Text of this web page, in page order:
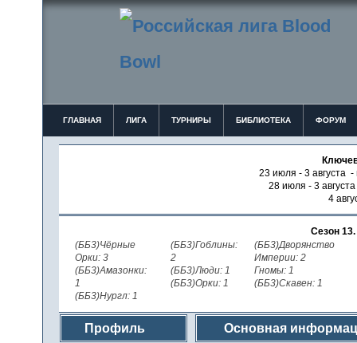
ГЛАВНАЯ ЛИГА ТУРНИРЫ БИБЛИОТЕКА ФОРУМ
23 июля - 3 августа -
28 июля - 3
4
Сезон 13.
(ББ3)Чёрные
Орки: 3
(ББ3)Амазонки:
1
(ББ3)Нургл: 1
(ББ3)Гоблины:
2
(ББ3)Люди: 1
(ББ3)Орки: 1
(ББ3)Дворянство
Империи: 2
Гномы: 1
(ББ3)Скавен: 1
Профиль
Основная